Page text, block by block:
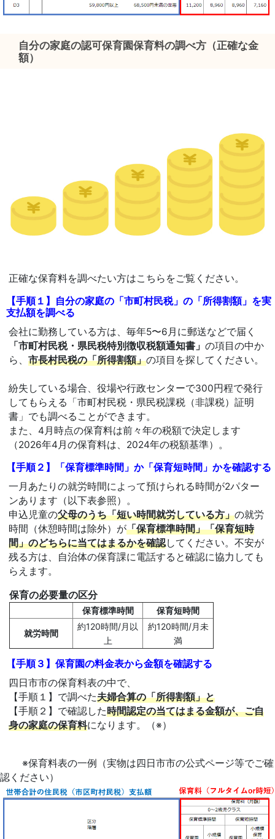
自分の家庭の認可保育園保育料の調べ方（正確な金
額）
正確な保育料を調べたい方はこちらをご覧ください。
【手順１】自分の家庭の「市町村民税」の「所得割額」を実
支払額を調べる
会社に勤務している方は、毎年5〜6月に郵送などで届く
「市町村民税・県民税特別徴収税額通知書」 の項目の中か
ら、 市長村民税の「所得割額」の項目を探してください。
紛失している場合、役場や行政センターで300円程で発行
してもらえる「市町村民税・県民税課税（非課税）証明
書」でも調べることができます。
また、4月時点の保育料は前々年の税額で決定します
（2026年4月の保育料は、2024年の税額基準）。
【手順２】「保育標準時間」か「保育短時間」かを確認する
一月あたりの就労時間によって預けられる時間が2パター
ンあります（以下表参照）。
申込児童の父母のうち「短い時間就労している方」の就労
時間（休憩時間は除外）が「保育標準時間」「保育短時
間」のどちらに当てはまるかを確認してください。不安が
残る方は、自治体の保育課に電話すると確認に協力しても
らえます。
保育の必要量の区分
保育標準時間 保育短時間
就労時間
約120時間/月以
上
約120時間/月未
満
【手順３】保育園の料金表から金額を確認する
四日市市の保育料表の中で、
【手順１】で調べた夫婦合算の「所得割額」と
【手順２】で確認した時間認定の当てはまる金額が、ご自
身の家庭の保育料になります。（※）
※保育料表の一例（実物は四日市市の公式ページ等でご確
認ください）